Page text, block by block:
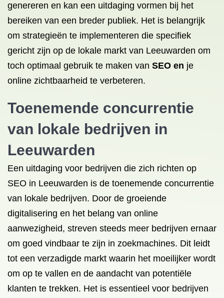
genereren en kan een uitdaging vormen bij het
bereiken van een breder publiek. Het is belangrijk
om strategieën te implementeren die specifiek
gericht zijn op de lokale markt van Leeuwarden om
toch optimaal gebruik te maken van SEO en je
online zichtbaarheid te verbeteren.
Toenemende concurrentie
van lokale bedrijven in
Leeuwarden
Een uitdaging voor bedrijven die zich richten op
SEO in Leeuwarden is de toenemende concurrentie
van lokale bedrijven. Door de groeiende
digitalisering en het belang van online
aanwezigheid, streven steeds meer bedrijven ernaar
om goed vindbaar te zijn in zoekmachines. Dit leidt
tot een verzadigde markt waarin het moeilijker wordt
om op te vallen en de aandacht van potentiële
klanten te trekken. Het is essentieel voor bedrijven